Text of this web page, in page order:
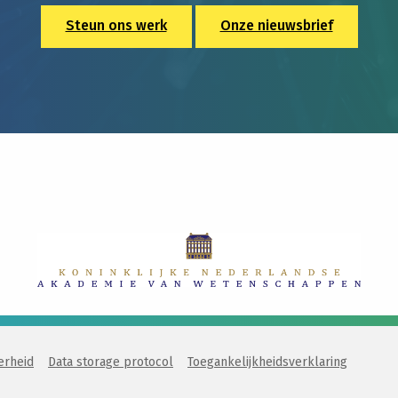
Steun ons werk Onze nieuwsbrief
Data storage protocol Toegankelijkheidsverklaring